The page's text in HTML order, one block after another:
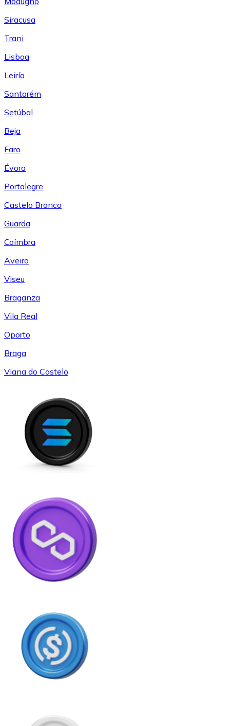
Siracusa
Trani
Lisboa
Leiría
Santarém
Setúbal
Beja
Faro
Évora
Portalegre
Castelo Branco
Guarda
Coímbra
Aveiro
Viseu
Braganza
Vila Real
Oporto
Braga
Viana do Castelo